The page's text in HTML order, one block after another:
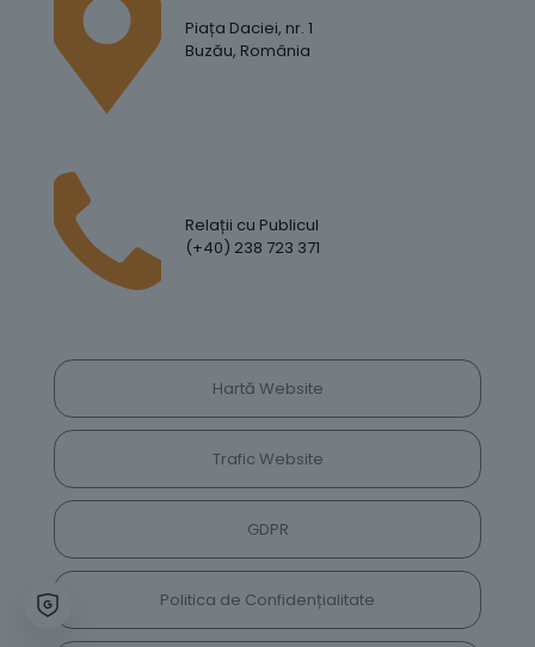
Piața Daciei, nr. 1
Buzău, România
Relații cu Publicul
(+40) 238 723 371
Hartă Website
Trafic Website
GDPR
Politica de Confidențialitate